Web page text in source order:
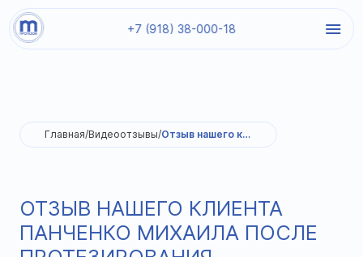
+7 (918) 38-000-18
Главная/Видеоотзывы/ Отзыв нашего клиента Панченко Михаила после протезирования
ОТЗЫВ НАШЕГО КЛИЕНТА
ПАНЧЕНКО МИХАИЛА ПОСЛЕ